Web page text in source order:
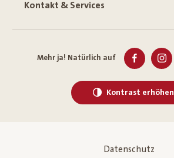
Kontakt & Services
Mehr ja! Natürlich auf
Kontrast erhöhen
Datenschutz